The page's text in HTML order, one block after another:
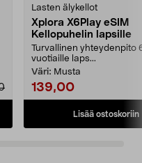
Lasten älykellot
Xplora X6Play eSIM
Kellopuhelin lapsille
Turvallinen yhteydenpito
vuotiaille laps...
Väri: Musta
139,00
Lisää ostoskoriin